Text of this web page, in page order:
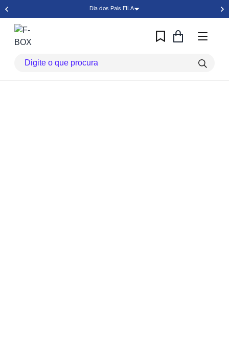
Dia dos Pais FILA